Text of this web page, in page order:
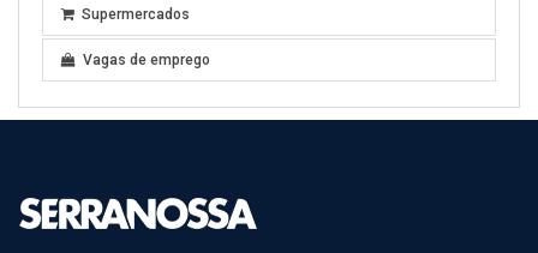
Supermercados
Vagas de emprego